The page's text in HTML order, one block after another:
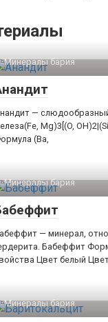
Минералы бария‎
—
Mg)3[(O,
(Ba,
Минералы бария‎
— минерал,
Бабеффит
Цвет белый
Минералы бария‎